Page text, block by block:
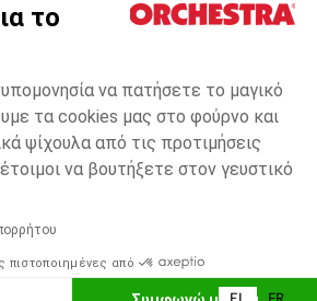
το
να πατήσετε το μαγικό
τα cookies μας στο φούρνο και
ψίχουλα από τις προτιμήσεις
να βουτήξετε στον γευστικό
πιστοποιημένες από
3
πληρωμής με
ΣΤΟ ΚΑΛΆΘΙ
Γενικοί 'Οροι Πώλησης
προσφορες
Προσωπικά δεδομένα
των cookies
μη συμμορφούμενη
στον κωδικά δεοντολογίας και στο σύστημα
Ομοσπονδίας Ηλεκτρονικού Εμπορίου.